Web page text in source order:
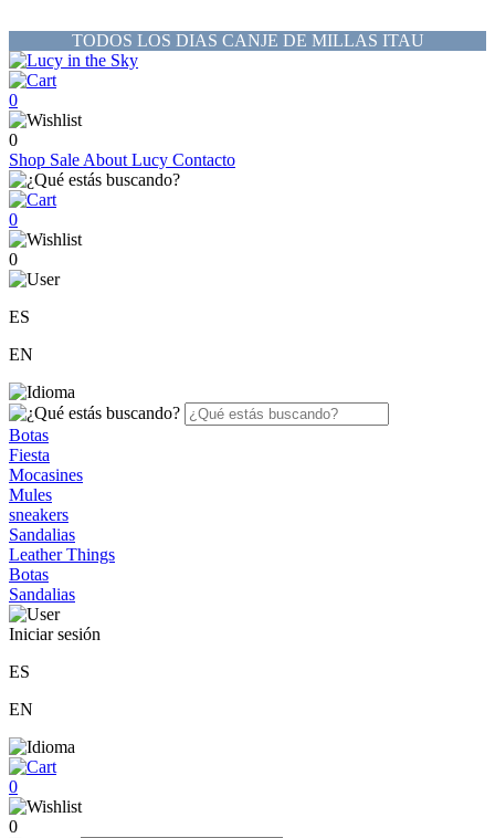
TODOS LOS DIAS CANJE DE MILLAS ITAU
0
0
Shop Sale About Lucy Contacto
0
0
ES
EN
Botas
Fiesta
Mocasines
Mules
sneakers
Sandalias
Leather Things
Botas
Sandalias
Iniciar sesión
ES
EN
0
0